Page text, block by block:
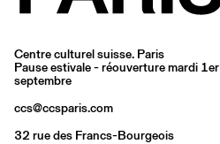
Centre culturel suisse. Paris
Pause estivale - réouverture mardi 1er
septembre
ccs@ccsparis.com
32 rue des Francs-Bourgeois